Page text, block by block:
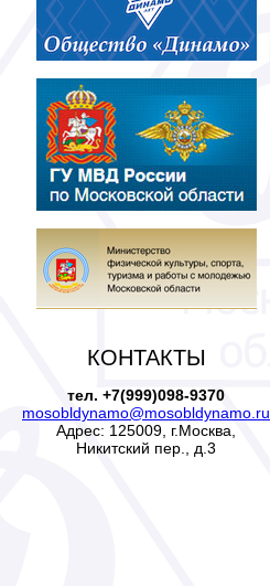
КОНТАКТЫ
тел. +7(999)098-9370
mosobldynamo@mosobldynamo.ru
Адрес: 125009, г.Москва,
Никитский пер., д.3